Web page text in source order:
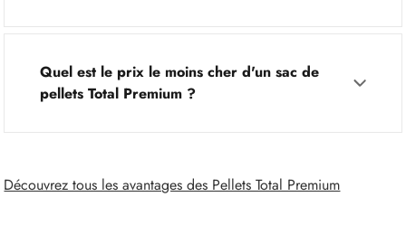
Quel est le prix le moins cher d'un sac de
pellets Total Premium ?
Découvrez tous les avantages des Pellets Total Premium